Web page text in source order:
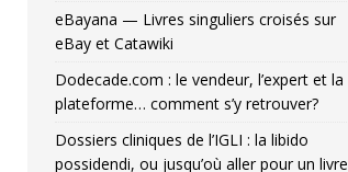
eBayana — Livres singuliers croisés sur
eBay et Catawiki
Dodecade.com : le vendeur, l’expert et la
plateforme… comment s’y retrouver?
Dossiers cliniques de l’IGLI : la libido
possidendi, ou jusqu’où aller pour un livre